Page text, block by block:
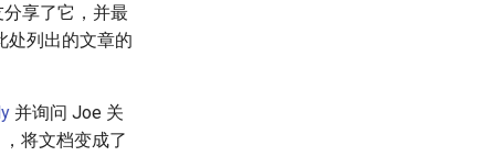
分享了它，并最
处列出的文章的
并询问 Joe 关
将文档变成了